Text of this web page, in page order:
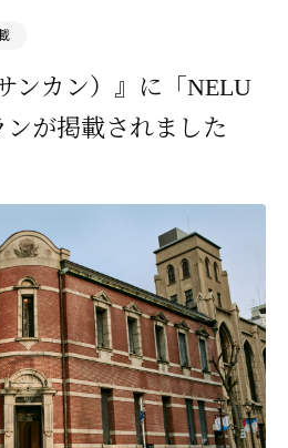
ンカン）』に「NELU
が掲載されました